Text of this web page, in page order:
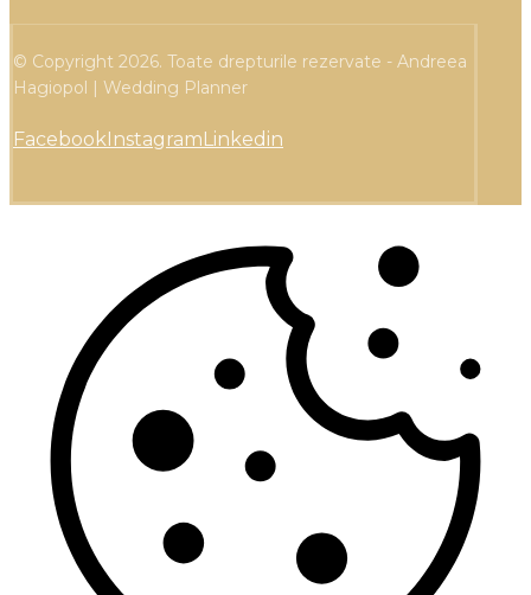
© Copyright 2026. Toate drepturile rezervate - Andreea
Hagiopol | Wedding Planner
Facebook Instagram Linkedin